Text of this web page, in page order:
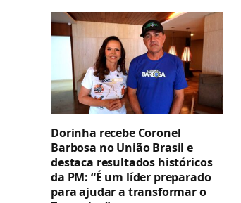
Dorinha recebe Coronel
Barbosa no União Brasil e
destaca resultados históricos
da PM: “É um líder preparado
para ajudar a transformar o